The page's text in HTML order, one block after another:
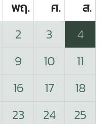
พฤ. ศ.
ส.
2 3
4
9 10
11
16 17
18
23 24
25